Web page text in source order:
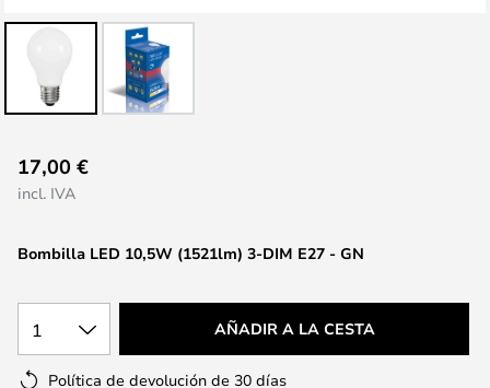
comienzo
de
imágenes
Bombilla LED 10,5W (1521lm) 3-DIM E27 - GN
17,00 €
incl. IVA
1 AÑADIR A LA CESTA
Política de devolución de 30 días